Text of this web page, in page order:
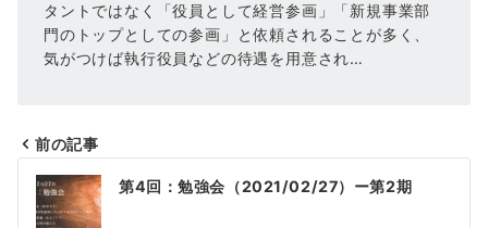
タントではなく「役員として経営参画」「新規事業部
門のトップとしての参画」と依頼されることが多く、
気がつけば執行役員などの待遇を用意され…
投
稿
前の記事
第4回：勉強会（2021/02/27）ー第2期